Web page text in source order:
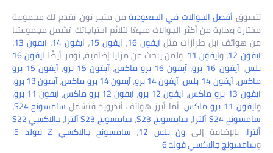
تتسوق أفضل الجوالات في السعوديةمن متجر نون، نقدم لك مجموعة
مختارة بعناية من أكثر الجوالات مبيعًا لتلائم احتياجاتك. تشمل مجموعتنا
من هواتف آبل طرازات مثلآيفون 16 ، آيفون 15 ، آيفون 14 ، آيفون 13
،
آيفون 12
، وآيفون 11 . ولمن يبحث عن مزايا إضافية، نوفر أيضًا
آيفون 16
بلس، آيفون 16 برو ، آيفون 16 برو ماكس ، آيفون 15 برو ،
آيفون 15 برو
ماكس،آيفون 14 بلس ،آيفون 14 برو ،آيفون 14 برو ماكس ،آيفون 13 برو
،
آيفون 13 برو ماكس
، آيفون 12 برو ،آيفون 12 برو ماكس ،آيفون 11 برو
،
وآيفون 11 برو ماكس . أما أبرز هواتف أندرويد فتشمل سامسونج S24
،
سامسونج S24 ألترا
، سامسونج S23 ، سامسونج S23 ألترا ،
جالاكسي S22
ألترا، بالإضافة إلى ون بلس 12 ، سامسونج جالاكسي Z فولد 5
،
وسامسونج جالاكسي فولد 6